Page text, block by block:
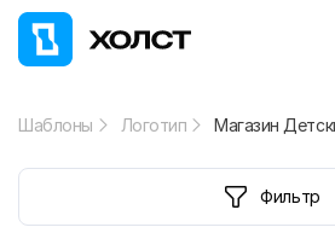
Шаблоны Логотип
Фильтр